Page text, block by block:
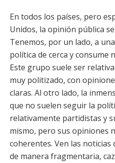
En todos los países, pero
Unidos, la opinión pública
Tenemos, por un lado, a
política de cerca y consume
Este grupo suele ser
muy politizado, con
claras. Al otro lado, la
que no suelen seguir la
relativamente partidistas y
mismo, pero sus opiniones
coherentes. Ven las noticias
de manera fragmentaria,